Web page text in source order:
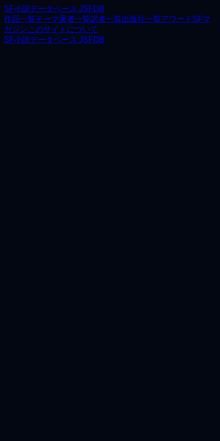
SF小説データベース JSFDB
作品一覧テーマ著者一覧訳者一覧出版社一覧アワードSFマ
ガジンこのサイトについて
SF小説データベース JSFDB